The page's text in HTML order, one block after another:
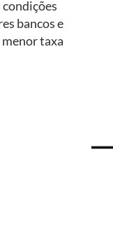
bancos e
taxa